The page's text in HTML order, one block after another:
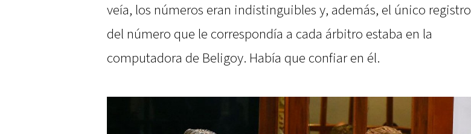
veía, los números eran indistinguibles y, además, el único registro
del número que le correspondía a cada árbitro estaba en la
computadora de Beligoy. Había que confiar en él.